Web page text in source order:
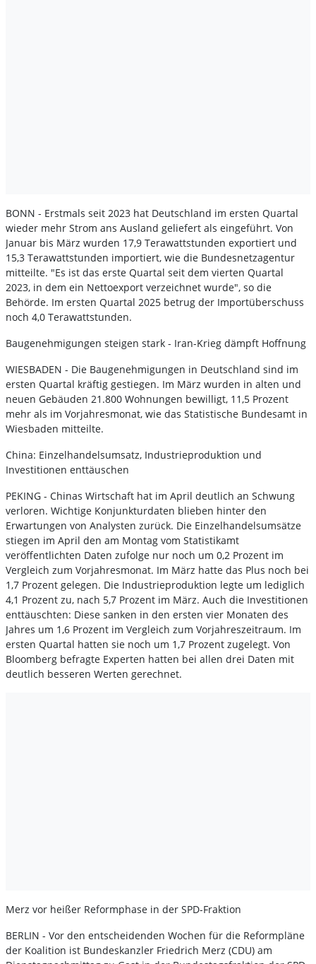
BONN - Erstmals seit 2023 hat Deutschland im ersten Quartal
wieder mehr Strom ans Ausland geliefert als eingeführt. Von
Januar bis März wurden 17,9 Terawattstunden exportiert und
15,3 Terawattstunden importiert, wie die Bundesnetzagentur
mitteilte. "Es ist das erste Quartal seit dem vierten Quartal
2023, in dem ein Nettoexport verzeichnet wurde", so die
Behörde. Im ersten Quartal 2025 betrug der Importüberschuss
noch 4,0 Terawattstunden.
Baugenehmigungen steigen stark - Iran-Krieg dämpft Hoffnung
WIESBADEN - Die Baugenehmigungen in Deutschland sind im
ersten Quartal kräftig gestiegen. Im März wurden in alten und
neuen Gebäuden 21.800 Wohnungen bewilligt, 11,5 Prozent
mehr als im Vorjahresmonat, wie das Statistische Bundesamt in
Wiesbaden mitteilte.
China: Einzelhandelsumsatz, Industrieproduktion und
Investitionen enttäuschen
PEKING - Chinas Wirtschaft hat im April deutlich an Schwung
verloren. Wichtige Konjunkturdaten blieben hinter den
Erwartungen von Analysten zurück. Die Einzelhandelsumsätze
stiegen im April den am Montag vom Statistikamt
veröffentlichten Daten zufolge nur noch um 0,2 Prozent im
Vergleich zum Vorjahresmonat. Im März hatte das Plus noch bei
1,7 Prozent gelegen. Die Industrieproduktion legte um lediglich
4,1 Prozent zu, nach 5,7 Prozent im März. Auch die Investitionen
enttäuschten: Diese sanken in den ersten vier Monaten des
Jahres um 1,6 Prozent im Vergleich zum Vorjahreszeitraum. Im
ersten Quartal hatten sie noch um 1,7 Prozent zugelegt. Von
Bloomberg befragte Experten hatten bei allen drei Daten mit
deutlich besseren Werten gerechnet.
Merz vor heißer Reformphase in der SPD-Fraktion
BERLIN - Vor den entscheidenden Wochen für die Reformpläne
der Koalition ist Bundeskanzler Friedrich Merz (CDU) am